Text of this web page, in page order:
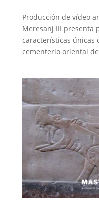
Producción de vídeo
Meresanj III presenta
características únicas
cementerio oriental de